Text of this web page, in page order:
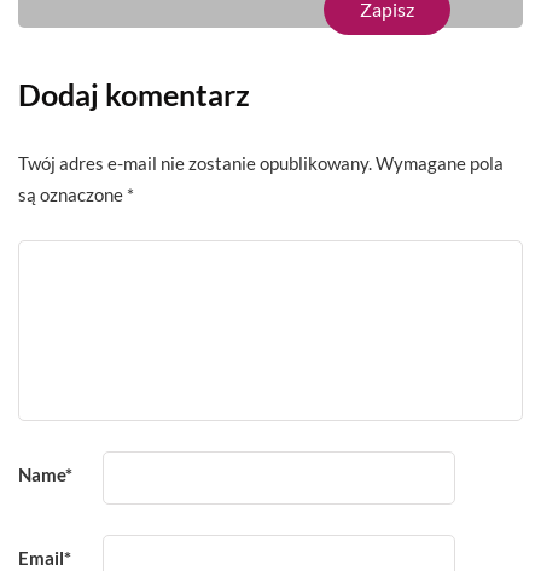
Dodaj komentarz
Twój adres e-mail nie zostanie opublikowany. Wymagane pola
są oznaczone *
Name*
Email*